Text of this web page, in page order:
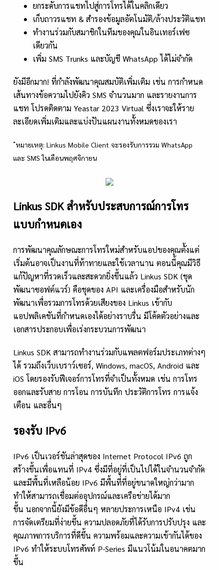
ยกระดับการแชทไปสู่การโทรได้ในคลิกเดียว
เก็บถาวรแชท & สำรองข้อมูลอัตโนมัติ/ล้างประวัติแชท
ทำงานร่วมกับสมาชิกในทีมของคุณในอินเทอร์เฟซ
เดียวกัน
เพิ่ม SMS Trunks และบัญชี WhatsApp ได้ไม่จำกัด
ยังมีอีกมาก! ที่กำลังพัฒนาคุณสมบัติเพิ่มเติม เช่น การกำหนด
เส้นทางข้อความไปยังคิว SMS จำนวนมาก และรายงานการ
แชท โปรดติดตาม Yeastar 2023 Virtual ซึ่งเราจะให้ราย
ละเอียดเพิ่มเติมและแบ่งปันแผนงานทั้งหมดของเรา
*หมายเหตุ: Linkus Mobile Client จะรองรับการรวม WhatsApp
และ SMS ในเดือนพฤศจิกายน
Linkus SDK สำหรับประสบการณ์การโทร
แบบกำหนดเอง
การพัฒนาคุณลักษณะการโทรใหม่สำหรับแอปของคุณตั้งแต่
เริ่มต้นอาจเป็นงานที่ท้าทายและใช้เวลานาน ตอนนี้คุณมีวิธี
แก้ปัญหาที่รวดเร็วและสะดวกยิ่งขึ้นแล้ว Linkus SDK (ชุด
พัฒนาซอฟต์แวร์) คือชุดของ API และเครื่องมือสำหรับนัก
พัฒนาเพื่อรวมการโทรด้วยเสียงของ Linkus เข้ากับ
แอปพลิเคชันที่กำหนดเองได้อย่างราบรื่น มีโค้ดตัวอย่างและ
เอกสารประกอบเพื่อเร่งกระบวนการพัฒนา
Linkus SDK สามารถทำงานร่วมกับแพลตฟอร์มประเภทต่างๆ
ได้ รวมถึงเว็บเบราว์เซอร์, Windows, macOS, Android และ
iOS โดยรองรับฟีเจอร์การโทรที่จำเป็นทั้งหมด เช่น การโทร
ออกและรับสาย การโอน การบันทึก ประวัติการโทร การแจ้ง
เตือน และอื่นๆ
รองรับ IPv6
IPv6 เป็นเวอร์ชันล่าสุดของ Internet Protocol IPv6 ถูก
สร้างขึ้นเพื่อแทนที่ IPv4 ซึ่งมีที่อยู่ที่เป็นไปได้ในจำนวนจำกัด
และมีพื้นที่เหลือน้อย IPv6 มีพื้นที่ที่อยู่ขนาดใหญ่กว่ามาก
ทำให้สามารถเชื่อมต่ออุปกรณ์และเครือข่ายได้มาก
ขึ้น นอกจากนี้ยังมีข้อดีอื่นๆ หลายประการเหนือ IPv4 เช่น
การจัดเตรียมที่ง่ายขึ้น ความปลอดภัยที่ได้รับการปรับปรุง และ
คุณภาพการบริการที่ดีขึ้น ความพร้อมและความเข้ากันได้ของ
IPv6 ทำให้ระบบโทรศัพท์ P-Series มีแนวโน้มในอนาคตมาก
ขึ้น